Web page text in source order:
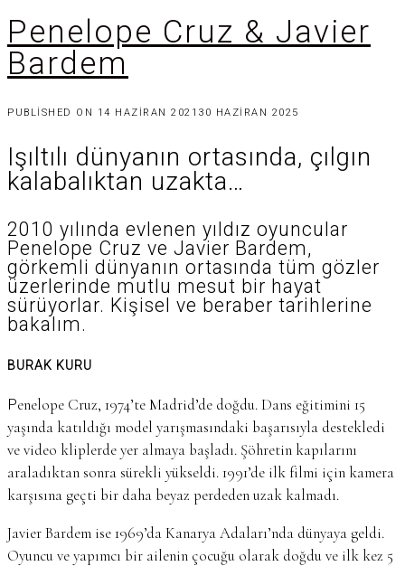
Penelope Cruz & Javier
Bardem
PUBLISHED ON 14 HAZIRAN 2021 30 HAZIRAN 2025
Işıltılı dünyanın ortasında, çılgın
kalabalıktan uzakta…
2010 yılında evlenen yıldız oyuncular
Penelope Cruz ve Javier Bardem,
görkemli dünyanın ortasında tüm gözler
üzerlerinde mutlu mesut bir hayat
sürüyorlar. Kişisel ve beraber tarihlerine
bakalım.
BURAK KURU
Penelope Cruz, 1974’te Madrid’de doğdu. Dans eğitimini 15
yaşında katıldığı model yarışmasındaki başarısıyla destekledi
ve video kliplerde yer almaya başladı. Şöhretin kapılarını
araladıktan sonra sürekli yükseldi. 1991’de ilk filmi için kamera
karşısına geçti bir daha beyaz perdeden uzak kalmadı.
Javier Bardem ise 1969’da Kanarya Adaları’nda dünyaya geldi.
Oyuncu ve yapımcı bir ailenin çocuğu olarak doğdu ve ilk kez 5